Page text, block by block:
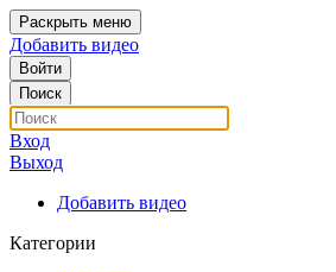
Раскрыть меню
Добавить видео
Войти
Поиск
Вход
Выход
Добавить видео
Категории